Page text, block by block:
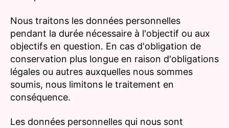
Nous traitons les données personnelles
pendant la durée nécessaire à l'objectif ou aux
objectifs en question. En cas d'obligation de
conservation plus longue en raison d'obligations
légales ou autres auxquelles nous sommes
soumis, nous limitons le traitement en
conséquence.
Les données personnelles qui nous sont